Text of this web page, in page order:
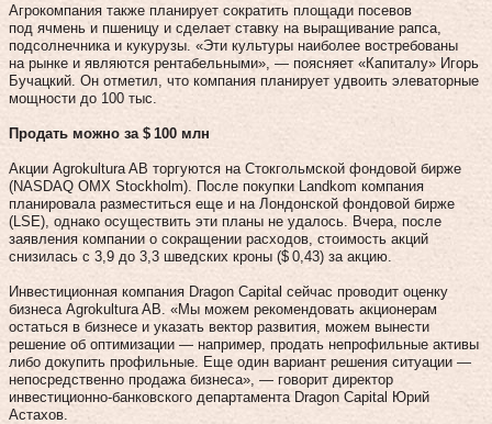
Агрокомпания также планирует сократить площади посевов
под ячмень и пшеницу и сделает ставку на выращивание рапса,
подсолнечника и кукурузы. «Эти культуры наиболее востребованы
на рынке и являются рентабельными», — поясняет «Капиталу» Игорь
Бучацкий. Он отметил, что компания планирует удвоить элеваторные
мощности до 100 тыс.
Продать можно за $ 100 млн
Акции Agrokultura AB торгуются на Стокгольмской фондовой бирже
(NASDAQ OMX Stockholm). После покупки Landkom компания
планировала разместиться еще и на Лондонской фондовой бирже
(LSE), однако осуществить эти планы не удалось. Вчера, после
заявления компании о сокращении расходов, стоимость акций
снизилась с 3,9 до 3,3 шведских кроны ($ 0,43) за акцию.
Инвестиционная компания Dragon Capital сейчас проводит оценку
бизнеса Agrokultura AB. «Мы можем рекомендовать акционерам
остаться в бизнесе и указать вектор развития, можем вынести
решение об оптимизации — например, продать непрофильные активы
либо докупить профильные. Еще один вариант решения ситуации —
непосредственно продажа бизнеса», — говорит директор
инвестиционно-банковского департамента Dragon Capital Юрий
Астахов.